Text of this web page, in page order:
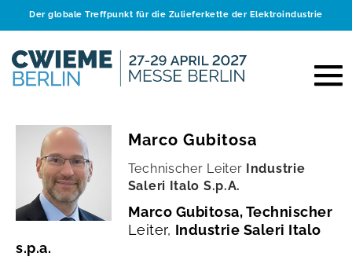
Der globale Treffpunkt für die Zulieferkette der Elektroindustrie
Marco Gubitosa
Technischer Leiter Industrie
Saleri Italo S.p.A.
Marco Gubitosa, Technischer
Leiter, Industrie Saleri Italo
s.p.a.